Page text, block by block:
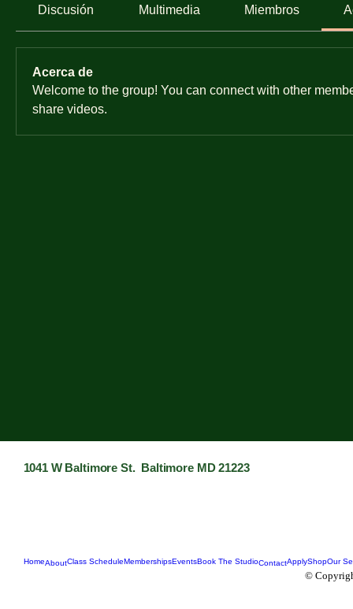
Discusión Multimedia Miembros
Acerca de
Welcome to the group! You can connect with other
share videos.
1041 W Baltimore St. Baltimore MD 21223
HomeAboutClass ScheduleMembershipsEventsBook The StudioContactApplyShopOur
©